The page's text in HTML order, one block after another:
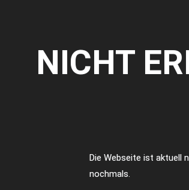
NICHT
Die Webseite ist aktuell
nochmals.